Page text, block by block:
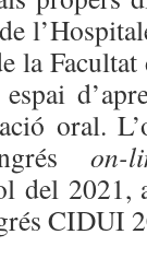
la
oral.
on-
del
CIDUI